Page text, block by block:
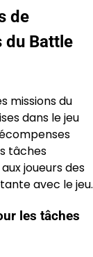
de
du Battle
missions du
dans le jeu
tâches
joueurs des
avec le jeu.
les tâches